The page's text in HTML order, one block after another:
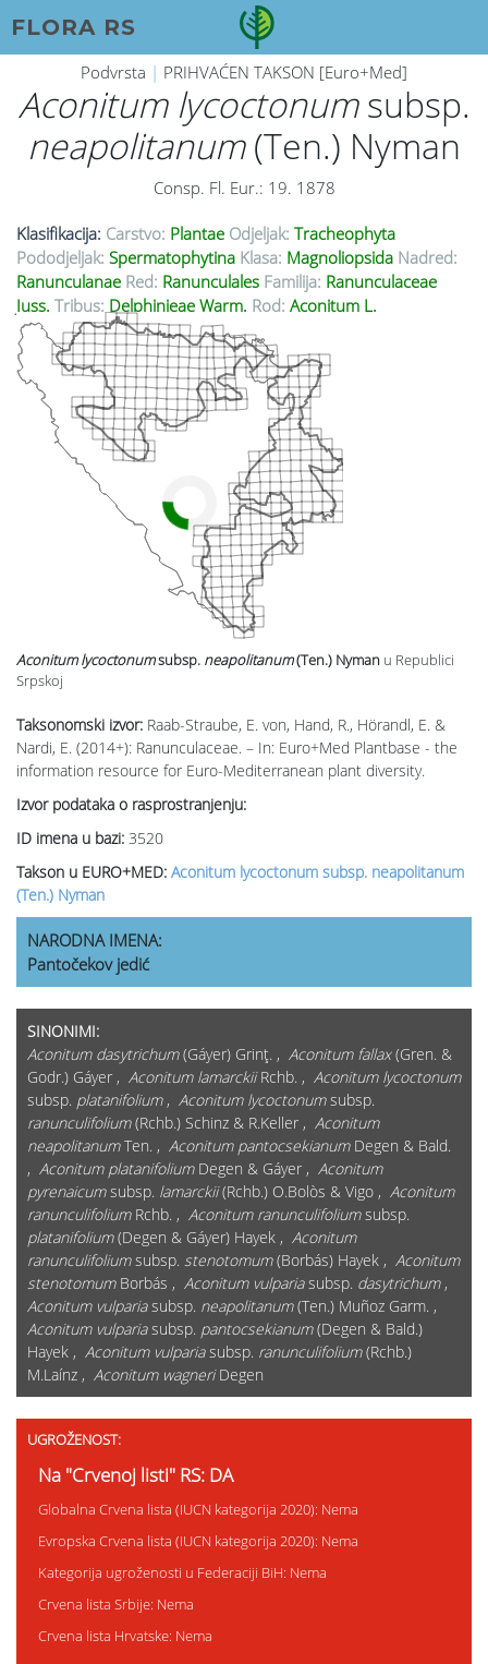
FLORA RS
Podvrsta | PRIHVAĆEN TAKSON [Euro+Med]
Aconitum lycoctonumsubsp.
neapolitanum(Ten.) Nyman
Consp. Fl. Eur.: 19. 1878
Klasifikacija: Carstvo: Plantae Odjeljak: Tracheophyta
Pododjeljak: Spermatophytina Klasa: Magnoliopsida Nadred:
Ranunculanae Red: Ranunculales Familija: Ranunculaceae
Juss. Tribus: Delphinieae Warm. Rod: Aconitum L.
Taksonomski izvor: Raab-Straube, E. von, Hand, R., Hörandl, E. &
Nardi, E. (2014+): Ranunculaceae. – In: Euro+Med Plantbase - the
information resource for Euro-Mediterranean plant diversity.
Izvor podataka o rasprostranjenju:
ID imena u bazi: 3520
Takson u EURO+MED: Aconitum lycoctonum subsp. neapolitanum
(Ten.) Nyman
Aconitum lycoctonumsubsp. neapolitanum(Ten.) Nyman u Republici
Srpskoj
NARODNA IMENA:
Pantočekov jedić
SINONIMI:
Aconitum dasytrichum(Gáyer) Grinţ. , Aconitum fallax(Gren. &
Godr.) Gáyer , Aconitum lamarckiiRchb. , Aconitum lycoctonum
subsp. platanifolium, Aconitum lycoctonumsubsp.
ranunculifolium(Rchb.) Schinz & R.Keller , Aconitum
neapolitanumTen. , Aconitum pantocsekianumDegen & Bald.
, Aconitum platanifoliumDegen & Gáyer , Aconitum
pyrenaicumsubsp. lamarckii(Rchb.) O.Bolòs & Vigo , Aconitum
ranunculifoliumRchb. , Aconitum ranunculifoliumsubsp.
platanifolium(Degen & Gáyer) Hayek , Aconitum
ranunculifoliumsubsp. stenotomum(Borbás) Hayek , Aconitum
stenotomumBorbás , Aconitum vulpariasubsp. dasytrichum,
Aconitum vulpariasubsp. neapolitanum(Ten.) Muñoz Garm. ,
Aconitum vulpariasubsp. pantocsekianum(Degen & Bald.)
Hayek , Aconitum vulpariasubsp. ranunculifolium(Rchb.)
M.Laínz , Aconitum wagneriDegen
UGROŽENOST:
Na "Crvenoj listi" RS: DA
Globalna Crvena lista (IUCN kategorija 2020): Nema
Evropska Crvena lista (IUCN kategorija 2020): Nema
Kategorija ugroženosti u Federaciji BiH: Nema
Crvena lista Srbije: Nema
Crvena lista Hrvatske: Nema